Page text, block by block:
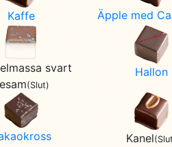
Kaffe Äpple med
svart
(Slut)
Hallon
Kanel